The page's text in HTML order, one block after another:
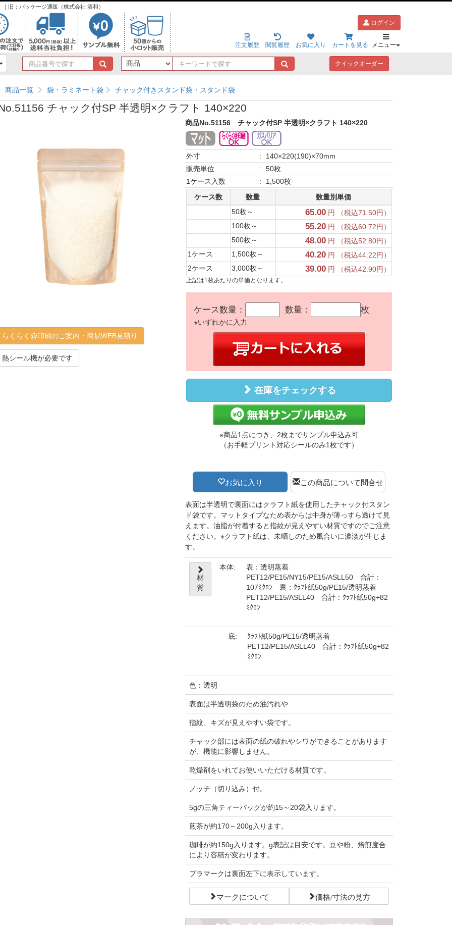
旧：パッケージ通販（株式会社 清和）
ログイン
注文履歴 閲覧履歴 お気に入り カートを見る メニュー
商
品
号
で
探
キ
ー
ー
ド
で
探
す
クイックオーダー
商品一覧 袋・ラミネート袋 チャック付きスタンド袋・スタンド袋
チャック付SP 半透明×クラフト 140×220
らくらく@印刷のご案内・簡易WEB見積り
熱シール機が必要です
商品No.51156 チャック付SP 半透明×クラフト 140×220
外寸 :
140×220(190)×70mm
販売単位
:
50枚
1ケース入数
:
1,500枚
ケース数
数量
数量別単価
50枚～
65.00円 （税込71.50円）
100枚～
55.20円 （税込60.72円）
500枚～
48.00円 （税込52.80円）
1ケース
1,500枚～ 40.20円 （税込44.22円）
2ケース
3,000枚～ 39.00円 （税込42.90円）
上記は1枚あたりの単価となります。
ケース数量： 数量： 枚
※いずれかに入力
在庫をチェックする
※商品1点につき、2枚までサンプル申込み可
（お手軽プリント対応シールのみ1枚です）
お気に入り この商品について問合せ
表面は半透明で裏面にはクラフト紙を使用したチャック付スタン
ド袋です。マットタイプなため表からは中身が薄っすら透けて見
えます。油脂が付着すると指紋が見えやすい材質ですのでご注意
ください。※クラフト紙は、未晒しのため風合いに濃淡が生じま
す。
材
質
本体:
表：透明蒸着
PET12/PE15/NY15/PE15/ASLL50 合計：
107ﾐｸﾛﾝ 裏：ｸﾗﾌﾄ紙50g/PE15/透明蒸着
PET12/PE15/ASLL40 合計：ｸﾗﾌﾄ紙50g+82
ﾐｸﾛﾝ
底:
ｸﾗﾌﾄ紙50g/PE15/透明蒸着
PET12/PE15/ASLL40 合計：ｸﾗﾌﾄ紙50g+82
ﾐｸﾛﾝ
色：透明
表面は半透明袋のため油汚れや
指紋、キズが見えやすい袋です。
チャック部には表面の紙の破れやシワができることがあります
が、機能に影響しません。
乾燥剤をいれてお使いいただける材質です。
ノッチ（切り込み）付。
5gの三角ティーバッグが約15～20袋入ります。
煎茶が約170～200g入ります。
珈琲が約150g入ります。g表記は目安です。豆や粉、焙煎度合
により容積が変わります。
プラマークは裏面左下に表示しています。
マークについて 価格/寸法の見方